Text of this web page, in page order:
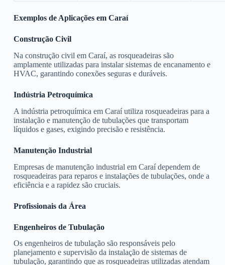
Exemplos de Aplicações em Caraí
Construção Civil
Na construção civil em Caraí, as rosqueadeiras são
amplamente utilizadas para instalar sistemas de encanamento e
HVAC, garantindo conexões seguras e duráveis.
Indústria Petroquímica
A indústria petroquímica em Caraí utiliza rosqueadeiras para a
instalação e manutenção de tubulações que transportam
líquidos e gases, exigindo precisão e resistência.
Manutenção Industrial
Empresas de manutenção industrial em Caraí dependem de
rosqueadeiras para reparos e instalações de tubulações, onde a
eficiência e a rapidez são cruciais.
Profissionais da Área
Engenheiros de Tubulação
Os engenheiros de tubulação são responsáveis pelo
planejamento e supervisão da instalação de sistemas de
tubulação, garantindo que as rosqueadeiras utilizadas atendam